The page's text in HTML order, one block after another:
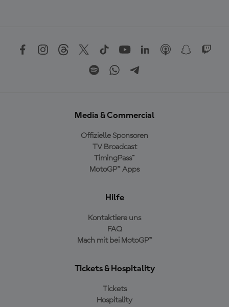
Media & Commercial
Offizielle Sponsoren
TV Broadcast
TimingPass™
MotoGP™ Apps
Hilfe
Kontaktiere uns
FAQ
Mach mit bei MotoGP™
Tickets & Hospitality
Tickets
Hospitality